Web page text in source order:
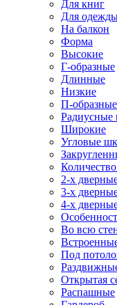
Для книг
Для
На балкон
Форма
Высокие
Г-образные
Длинные
Низкие
П-образные
Широкие
Угловые
2-х
3-х
4-х
Во всю
Под
Открытая
Распашные